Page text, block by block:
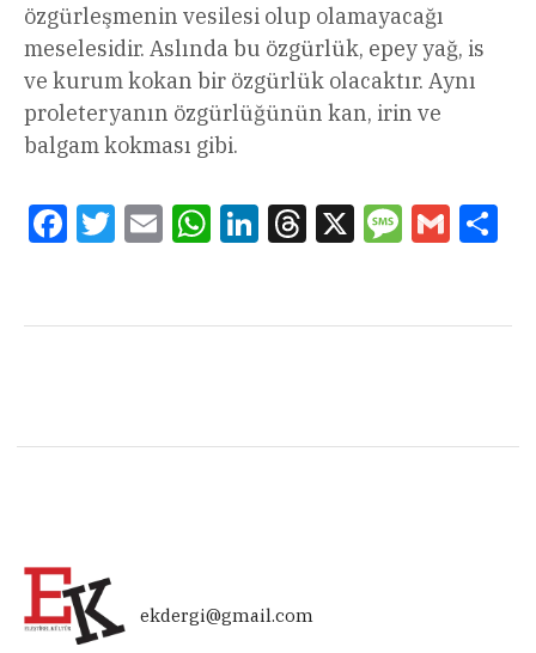
özgürleşmenin vesilesi olup olamayacağı
meselesidir. Aslında bu özgürlük, epey yağ, is
ve kurum kokan bir özgürlük olacaktır. Aynı
proleteryanın özgürlüğünün kan, irin ve
balgam kokması gibi.
FacebookTwitterEmail WhatsAppLinkedInThreads
X Message
Gmail
ekdergi@gmail.com